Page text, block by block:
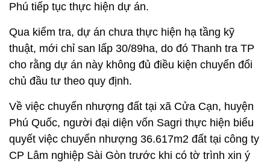
Phú tiếp tục thực hiện dự án.
Qua kiểm tra, dự án chưa thực hiện hạ tầng kỹ
thuật, mới chỉ san lấp 30/89ha, do đó Thanh tra TP
cho rằng dự án này không đủ điều kiện chuyển đổi
chủ đầu tư theo quy định.
Về việc chuyển nhượng đất tại xã Cửa Cạn, huyện
Phú Quốc, người đại diện vốn Sagri thực hiện biểu
quyết việc chuyển nhượng 36.617m2 đất tại công ty
CP Lâm nghiệp Sài Gòn trước khi có tờ trình xin ý